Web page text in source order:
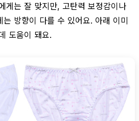
게는 잘 맞지만, 고탄력 보정감이나
는 방향이 다를 수 있어요. 아래 이미
도움이 돼요.